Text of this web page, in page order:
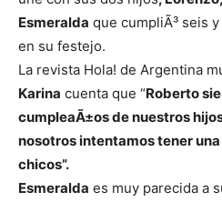
Esmeralda que cumpliÃ³ seis
en su festejo.
La revista Hola! de Argentina
Karina cuenta que “Roberto
cumpleaÃ±os de nuestros
nosotros intentamos tener
chicos”.
Esmeralda es muy parecida a